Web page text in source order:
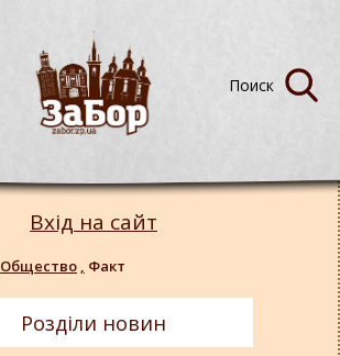
Вхід на сайт
Общество , Факт
Розділи новин